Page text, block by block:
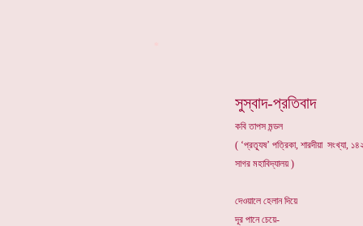
সুস্বাদ-প্রতিবাদ
কবি তাপস মন্ডল
( ‘প্রত্যূষ’ পত্রিকা, শারদীয়া সংখ্যা,
সাগর মহাবিদ্যালয় )
দেওয়ালে হেলান দিয়ে
দূর পানে চেয়ে-